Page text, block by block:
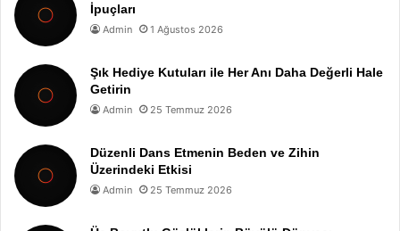
İpuçları
Admin 1 Ağustos 2026
Şık Hediye Kutuları ile Her Anı Daha Değerli Hale
Getirin
Admin 25 Temmuz 2026
Düzenli Dans Etmenin Beden ve Zihin
Üzerindeki Etkisi
Admin 25 Temmuz 2026